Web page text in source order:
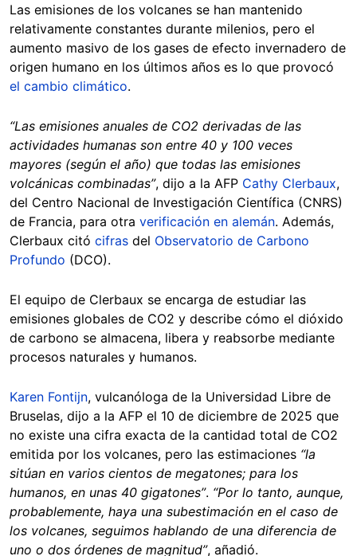
Las emisiones de los volcanes se han mantenido
relativamente constantes durante milenios, pero el
aumento masivo de los gases de efecto invernadero de
origen humano en los últimos años es lo que provocó
el cambio climático.
“Las emisiones anuales de CO2 derivadas de las
actividades humanas son entre 40 y 100 veces
mayores (según el año) que todas las emisiones
volcánicas combinadas”, dijo a la AFP Cathy Clerbaux,
del Centro Nacional de Investigación Científica (CNRS)
de Francia, para otra verificación en alemán. Además,
Clerbaux citó cifras del Observatorio de Carbono
Profundo (DCO).
El equipo de Clerbaux se encarga de estudiar las
emisiones globales de CO2 y describe cómo el dióxido
de carbono se almacena, libera y reabsorbe mediante
procesos naturales y humanos.
Karen Fontijn, vulcanóloga de la Universidad Libre de
Bruselas, dijo a la AFP el 10 de diciembre de 2025 que
no existe una cifra exacta de la cantidad total de CO2
emitida por los volcanes, pero las estimaciones “la
sitúan en varios cientos de megatones; para los
humanos, en unas 40 gigatones”. “Por lo tanto, aunque,
probablemente, haya una subestimación en el caso de
los volcanes, seguimos hablando de una diferencia de
uno o dos órdenes de magnitud”, añadió.